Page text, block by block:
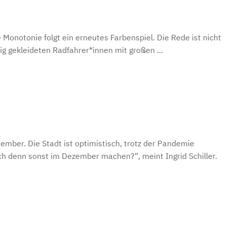
folgt ein erneutes Farbenspiel. Die Rede ist nicht
gekleideten Radfahrer*innen mit großen ...
Die Stadt ist optimistisch, trotz der Pandemie
denn sonst im Dezember machen?“, meint Ingrid Schiller.